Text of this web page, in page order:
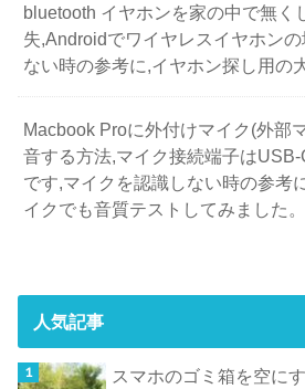
bluetooth イヤホンを家の中で無く
失,Androidでワイヤレスイヤホン
ない時の参考に,イヤホン探し用の
Macbook Proに外付けマイク(外部
音する方法,マイク接続端子は
です,マイクを認識しない時の参考
イクでも音質テストしてみました。
人気記事
スマホのゴミ箱を空に